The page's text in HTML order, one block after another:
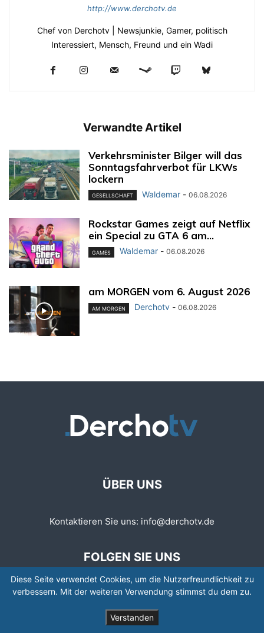
http://www.derchotv.de
Chef von Derchotv | Newsjunkie, Gamer, politisch
Interessiert, Mensch, Freund und ein Wadi
Verwandte Artikel
Verkehrsminister Bilger will das
Sonntagsfahrverbot für LKWs
lockern
GESELLSCHAFT Waldemar - 06.08.2026
Rockstar Games zeigt auf Netflix
ein Special zu GTA 6 am...
GAMES Waldemar - 06.08.2026
am MORGEN vom 6. August 2026
AM MORGEN Derchotv - 06.08.2026
ÜBER UNS
Kontaktieren Sie uns: info@derchotv.de
FOLGEN SIE UNS
Diese Seite verwendet Cookies, um die Nutzerfreundlichkeit zu
verbessern. Mit der weiteren Verwendung stimmst du dem zu.
Verstanden